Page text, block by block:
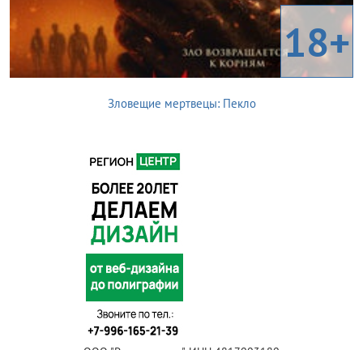
18+
Зловещие мертвецы: Пекло